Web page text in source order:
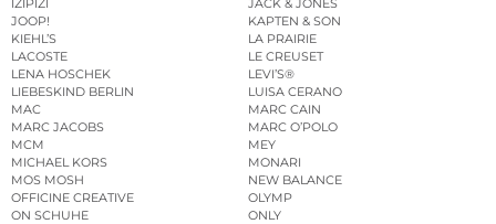
IZIPIZI
JACK & JONES
JOOP!
KAPTEN & SON
KIEHL’S
LA PRAIRIE
LACOSTE
LE CREUSET
LENA HOSCHEK
LEVI’S®
LIEBESKIND BERLIN
LUISA CERANO
MAC
MARC CAIN
MARC JACOBS
MARC O’POLO
MCM
MEY
MICHAEL KORS
MONARI
MOS MOSH
NEW BALANCE
OFFICINE CREATIVE
OLYMP
ON SCHUHE
ONLY